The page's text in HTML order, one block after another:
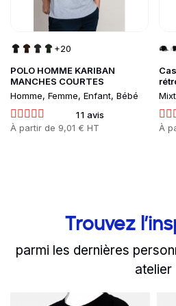
POLO HOMME KARIBAN
MANCHES COURTES
Homme, Femme, Enfant, Bébé
11 avis
Prix
À partir de 9,01 € HT
+20
Prix
À
Trouvez
parmi les dernières
atelier
1 to 2of 8
Read more